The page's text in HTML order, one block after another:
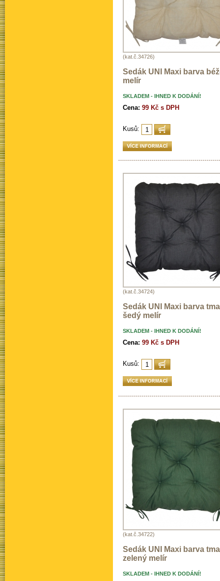
(kat.č.34726)
Sedák UNI Maxi barva
melír
SKLADEM - IHNED K DODÁNÍ!
Cena: 99 Kč s DPH
Kusů:
(kat.č.34724)
Sedák UNI Maxi barva
šedý melír
SKLADEM - IHNED K DODÁNÍ!
Cena: 99 Kč s DPH
Kusů:
(kat.č.34722)
Sedák UNI Maxi barva
zelený melír
SKLADEM - IHNED K DODÁNÍ!